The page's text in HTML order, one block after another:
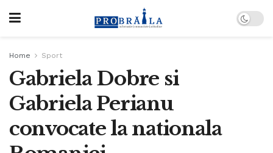
Home Sport
Gabriela Dobre si
Gabriela Perianu
convocate la nationala